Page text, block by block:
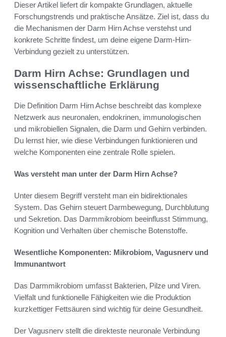
Dieser Artikel liefert dir kompakte Grundlagen, aktuelle
Forschungstrends und praktische Ansätze. Ziel ist, dass du
die Mechanismen der Darm Hirn Achse verstehst und
konkrete Schritte findest, um deine eigene Darm-Hirn-
Verbindung gezielt zu unterstützen.
Darm Hirn Achse: Grundlagen und
wissenschaftliche Erklärung
Die Definition Darm Hirn Achse beschreibt das komplexe
Netzwerk aus neuronalen, endokrinen, immunologischen
und mikrobiellen Signalen, die Darm und Gehirn verbinden.
Du lernst hier, wie diese Verbindungen funktionieren und
welche Komponenten eine zentrale Rolle spielen.
Was versteht man unter der Darm Hirn Achse?
Unter diesem Begriff versteht man ein bidirektionales
System. Das Gehirn steuert Darmbewegung, Durchblutung
und Sekretion. Das Darmmikrobiom beeinflusst Stimmung,
Kognition und Verhalten über chemische Botenstoffe.
Wesentliche Komponenten: Mikrobiom, Vagusnerv und
Immunantwort
Das Darmmikrobiom umfasst Bakterien, Pilze und Viren.
Vielfalt und funktionelle Fähigkeiten wie die Produktion
kurzkettiger Fettsäuren sind wichtig für deine Gesundheit.
Der Vagusnerv stellt die direkteste neuronale Verbindung